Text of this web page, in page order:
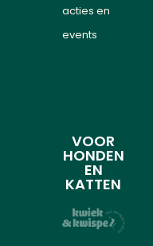
acties en
events
VOOR
HONDEN
EN
KATTEN